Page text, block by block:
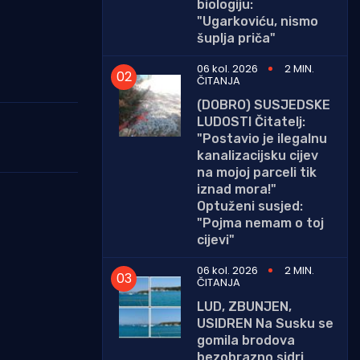
biologiju:
"Ugarkoviću, nismo
šuplja priča"
06 kol. 2026
2 MIN.
ČITANJA
(DOBRO) SUSJEDSKE
LUDOSTI Čitatelj:
"Postavio je ilegalnu
kanalizacijsku cijev
na mojoj parceli tik
iznad mora!"
Optuženi susjed:
"Pojma nemam o toj
cijevi"
06 kol. 2026
2 MIN.
ČITANJA
LUD, ZBUNJEN,
USIDREN Na Susku se
gomila brodova
bezobrazno sidri